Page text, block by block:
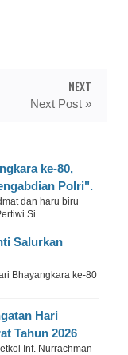
NEXT
Next Post »
ke-80,
Polri".
dan haru biru
Si ...
Salurkan
Bhayangkara ke-80
Hari
Tahun 2026
Inf. Nurrachman